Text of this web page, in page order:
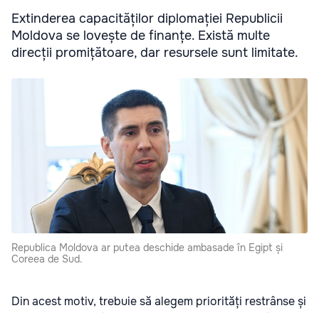
Extinderea capacităților diplomației Republicii
Moldova se lovește de finanțe. Există multe
direcții promițătoare, dar resursele sunt limitate.
Republica Moldova ar putea deschide ambasade în Egipt și
Coreea de Sud.
Din acest motiv, trebuie să alegem priorități restrânse și